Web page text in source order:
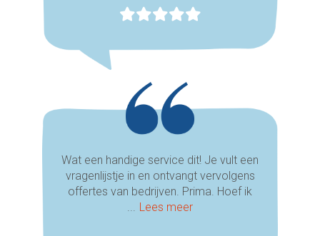
Wat een handige service dit! Je vult een
vragenlijstje in en ontvangt vervolgens
offertes van bedrijven. Prima. Hoef ik
... Lees meer